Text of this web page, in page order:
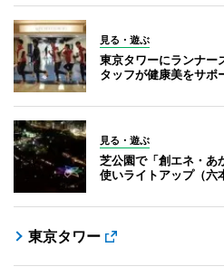
見る・遊ぶ
東京タワーにランナー
タッフが健康美をサポ
見る・遊ぶ
芝公園で「創エネ・あ
使いライトアップ（六
東京タワー